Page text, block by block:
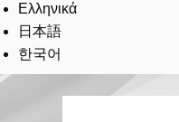
Ελληνικά
日本語
한국어